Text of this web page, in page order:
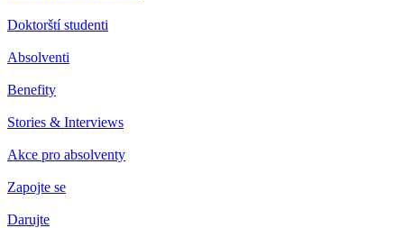
Doktorští studenti
Absolventi
Benefity
Stories & Interviews
Akce pro absolventy
Zapojte se
Darujte